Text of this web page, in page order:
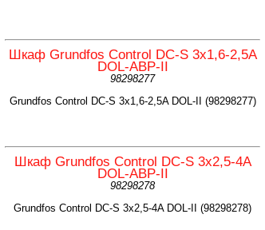
Шкаф Grundfos Control DC-S 3x1,6-2,5A
DOL-ABP-II
98298277
Grundfos Control DC-S 3x1,6-2,5A DOL-II (98298277)
Шкаф Grundfos Control DC-S 3x2,5-4A
DOL-ABP-II
98298278
Grundfos Control DC-S 3x2,5-4A DOL-II (98298278)